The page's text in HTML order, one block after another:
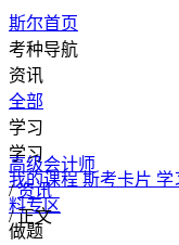
斯尔首页
考种导航
资讯
全部
学习
学习
我的课程 斯考卡片 学
料专区
做题
高级会计师
/ 资讯
/ 正文